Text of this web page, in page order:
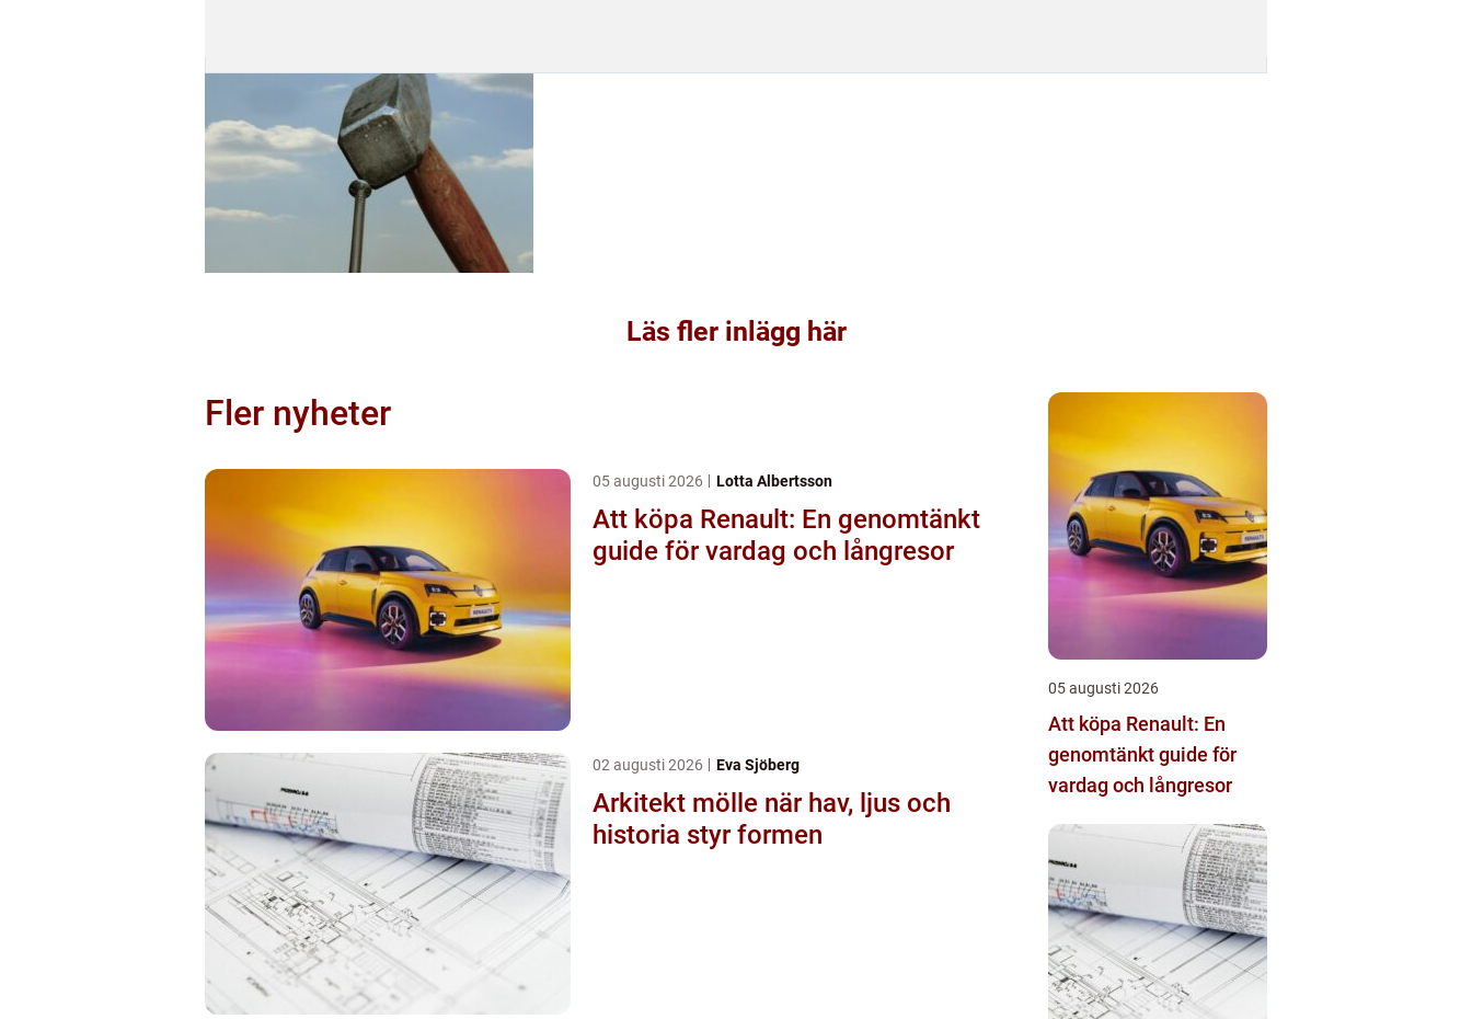
Läs fler inlägg här
Fler nyheter
05 augusti 2026 Lotta Albertsson
Att köpa Renault: En genomtänkt
guide för vardag och långresor
02 augusti 2026 Eva Sjöberg
Arkitekt mölle när hav, ljus och
historia styr formen
05 augusti 2026
Att köpa Renault: En
genomtänkt guide för
vardag och långresor